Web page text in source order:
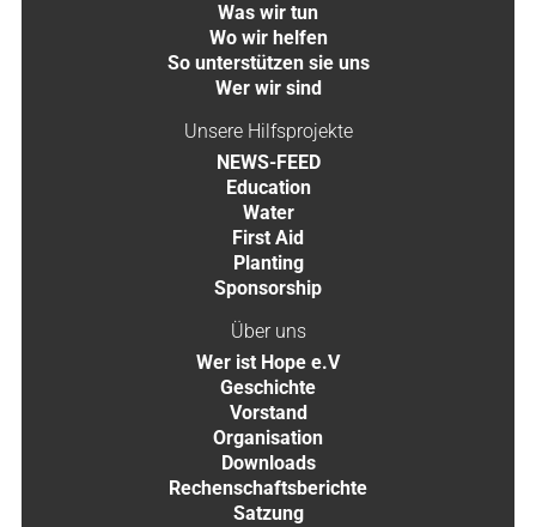
Was wir tun
Wo wir helfen
So unterstützen sie uns
Wer wir sind
Unsere Hilfsprojekte
NEWS-FEED
Education
Water
First Aid
Planting
Sponsorship
Über uns
Wer ist Hope e.V
Geschichte
Vorstand
Organisation
Downloads
Rechenschaftsberichte
Satzung